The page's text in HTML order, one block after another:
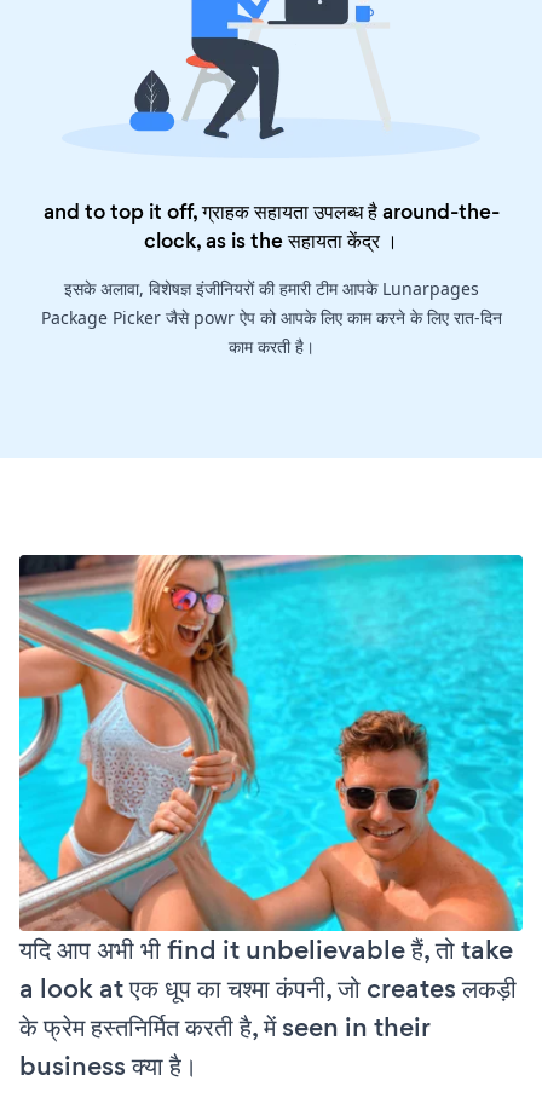
and to top it off, ग्राहक सहायता उपलब्ध है around-the-
clock, as is theसहायता केंद्र।
इसके अलावा, विशेषज्ञ इंजीनियरों की हमारी टीम आपके Lunarpages
Package Picker जैसे powr ऐप को आपके लिए काम करने के लिए रात-दिन
काम करती है।
यदि आप अभी भी find it unbelievable हैं, तो take
a look at एक धूप का चश्मा कंपनी, जो creates लकड़ी
के फ्रेम हस्तनिर्मित करती है, में seen in their
business क्या है।